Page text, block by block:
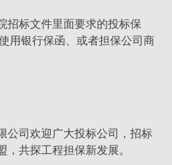
招标文件里面要求的投标保
用银行保函、或者担保公司商
公司欢迎广大投标公司，招标
共探工程担保新发展。